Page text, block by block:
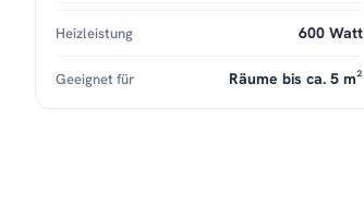
Heizleistung 600 Watt
Geeignet für Räume bis ca. 5 m²